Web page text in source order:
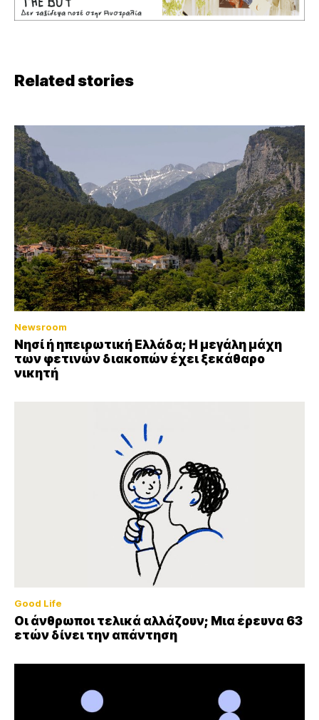
Related stories
Newsroom
Νησί ή ηπειρωτική Ελλάδα; Η μεγάλη μάχη
των φετινών διακοπών έχει ξεκάθαρο
νικητή
Good Life
Οι άνθρωποι τελικά αλλάζουν; Μια έρευνα 63
ετών δίνει την απάντηση